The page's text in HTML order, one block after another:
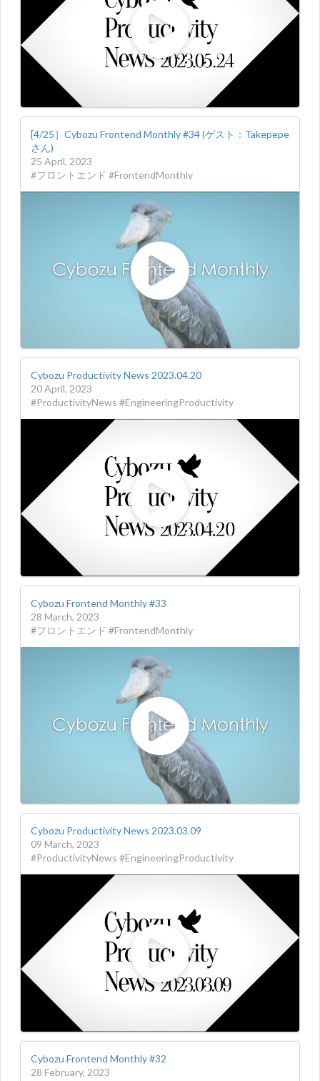
[4/25］Cybozu Frontend Monthly #34 (ゲスト：Takepepe
さん)
25 April, 2023
#フロントエンド #FrontendMonthly
Cybozu Productivity News 2023.04.20
20 April, 2023
#ProductivityNews #EngineeringProductivity
Cybozu Frontend Monthly #33
28 March, 2023
#フロントエンド #FrontendMonthly
Cybozu Productivity News 2023.03.09
09 March, 2023
#ProductivityNews #EngineeringProductivity
Cybozu Frontend Monthly #32
28 February, 2023